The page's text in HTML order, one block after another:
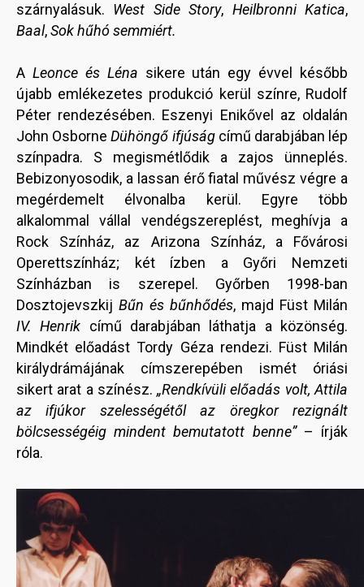
szárnyalásuk. West Side Story, Heilbronni Katica,
Baal,Sok hűhó semmiért.
A Leonce és Léna sikere után egy évvel később
újabb emlékezetes produkció kerül színre, Rudolf
Péter rendezésében. Eszenyi Enikővel az oldalán
John OsborneDühöngő ifjúságcímű darabjában lép
színpadra. S megismétlődik a zajos ünneplés.
Bebizonyosodik, a lassan érő fiatal művész végre a
megérdemelt élvonalba kerül. Egyre több
alkalommal vállal vendégszereplést, meghívja a
Rock Színház, az Arizona Színház, a Fővárosi
Operettszínház; két ízben a Győri Nemzeti
Színházban is szerepel. Győrben 1998-ban
Dosztojevszkij Bűn és bűnhődés, majd Füst Milán
IV. Henrik című darabjában láthatja a közönség.
Mindkét előadást Tordy Géza rendezi. Füst Milán
királydrámájának címszerepében ismét óriási
sikert arat a színész.„Rendkívüli előadás volt, Attila
az ifjúkor szelességétől az öregkor rezignált
bölcsességéig mindent bemutatott benne”– írják
róla.